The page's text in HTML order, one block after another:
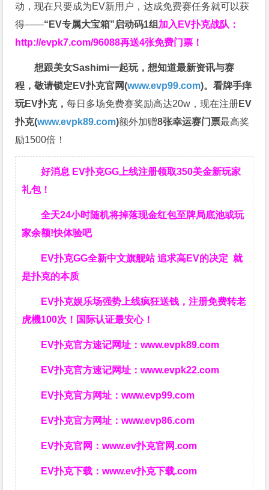
动，现在只要成为EV新用户，达成免费赛任务就可以获
得——“EV专属大宝箱”启动码1组 加入EV扑克战队：
http://evpk7.com/96088再送4张免费门票！
想跟美女Sashimi一起玩，想知道最新资讯与赛
程，敬请锁定EV扑克官网(www.evp99.com)。看牌手痒
玩EV扑克，每日多场免费赛奖励高达20w，现在注册EV
扑克(www.evpk89.com)额外加赠8张幸运赛门票最高奖
励1500倍！
好消息 EV扑克GG上线注册领取350美金新玩家
礼包！
全天24小时随机将掉落现金红包至牌局底池或玩
家余额!快体验吧
EV扑克GG全新中文旗舰站追求高EV的决定就
是扑克的本质
EV扑克娱乐场强势上线疯狂送钱，注册免费转老
虎機100次！国际认证最安心！
EV扑克官方速记网址：www.evpk89.com
EV扑克官方速记网址：www.evpk22.com
EV扑克官方网址：www.evp99.com
EV扑克官方网址：www.evp86.com
EV扑克官网：www.ev扑克官网.com
EV扑克下载：www.ev扑克下载.com